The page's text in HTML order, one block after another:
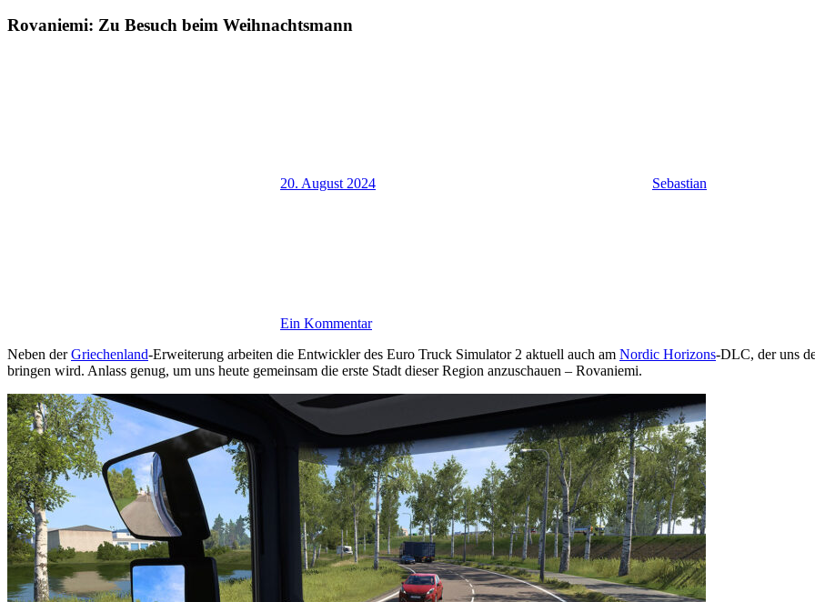
Rovaniemi: Zu Besuch beim Weihnachtsmann
20. August 2024 Sebastian
Ein Kommentar
Neben derGriechenland-Erweiterung arbeiten die Entwickler des Euro Truck Simulator 2 aktuell auch am Nordic Horizons-DLC, der uns
bringen wird. Anlass genug, um uns heute gemeinsam die erste Stadt dieser Region anzuschauen – Rovaniemi.